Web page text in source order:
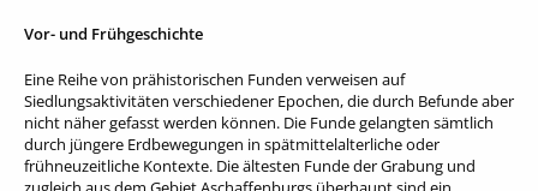
Vor- und Frühgeschichte
Eine Reihe von prähistorischen Funden verweisen auf
Siedlungsaktivitäten verschiedener Epochen, die durch Befunde aber
nicht näher gefasst werden können. Die Funde gelangten sämtlich
durch jüngere Erdbewegungen in spätmittelalterliche oder
frühneuzeitliche Kontexte. Die ältesten Funde der Grabung und